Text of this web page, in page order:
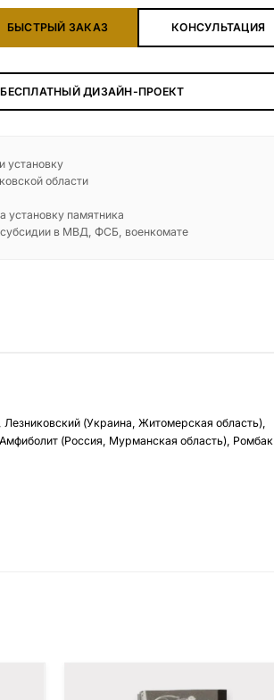
БЫСТРЫЙ ЗАКАЗ КОНСУЛЬТАЦИЯ
ДИЗАЙН-ПРОЕКТ
установку
области
установку памятника
в МВД, ФСБ, военкомате
(Украина, Житомерская область),
(Россия, Мурманская область), Ромбак